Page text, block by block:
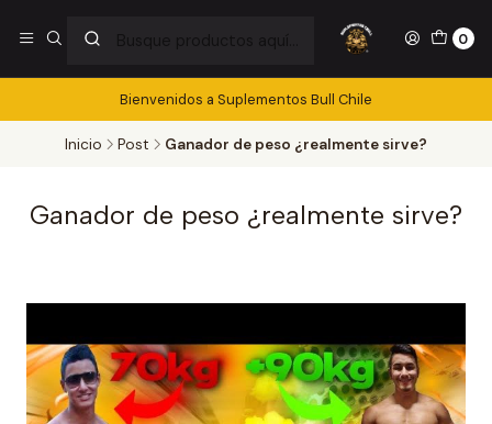
0
Bienvenidos a Suplementos Bull Chile
Inicio Post Ganador de peso ¿realmente sirve?
Ganador de peso ¿realmente sirve?